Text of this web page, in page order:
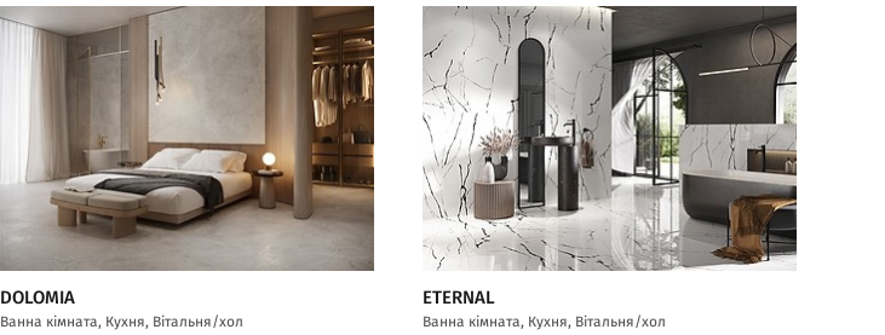
DOLOMIA
Ванна кімната, Кухня, Вітальня/хол
ETERNAL
Ванна кімната, Кухня, Вітальня/хол